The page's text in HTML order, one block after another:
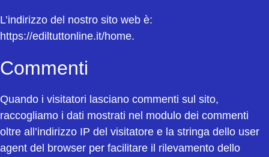
L’indirizzo del nostro sito web è:
https://ediltuttonline.it/home.
Commenti
Quando i visitatori lasciano commenti sul sito,
raccogliamo i dati mostrati nel modulo dei commenti
oltre all’indirizzo IP del visitatore e la stringa dello user
agent del browser per facilitare il rilevamento dello